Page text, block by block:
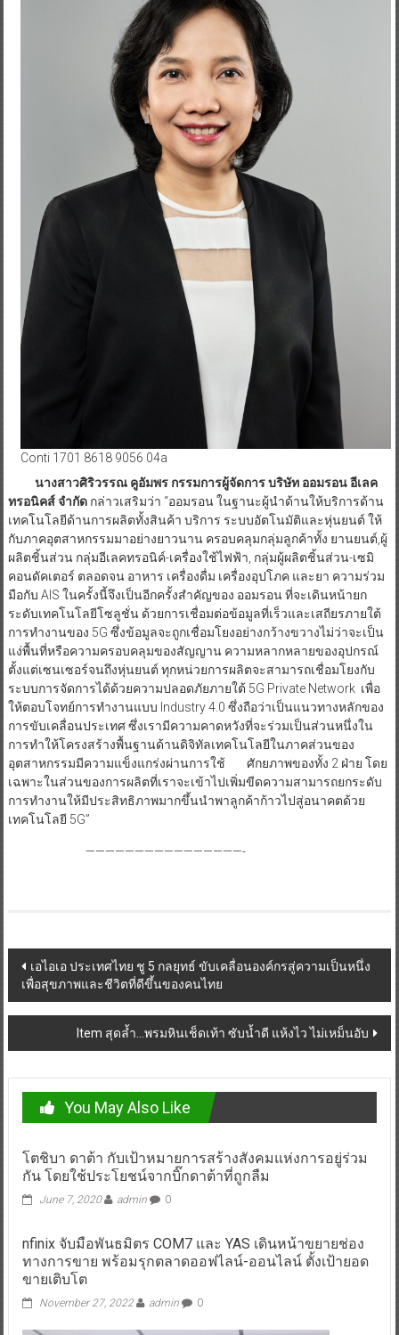
Conti 1701 8618 9056 04a
นางสาวศิริวรรณ คูอัมพร กรรมการผู้จัดการ บริษัท ออมรอน อีเลค
ทรอนิคส์ จำกัดกล่าวเสริมว่า “ออมรอน ในฐานะผู้นำด้านให้บริการด้าน
เทคโนโลยีด้านการผลิตทั้งสินค้า บริการ ระบบอัตโนมัติและหุ่นยนต์ ให้
กับภาคอุตสาหกรรมมาอย่างยาวนาน ครอบคลุมกลุ่มลูกค้าทั้ง ยานยนต์,ผู้
ผลิตชิ้นส่วน กลุ่มอีเลคทรอนิค์-เครื่องใช้ไฟฟ้า, กลุ่มผู้ผลิตชิ้นส่วน-เซมิ
คอนดัคเตอร์ ตลอดจน อาหาร เครื่องดื่ม เครื่องอุปโภค และยา ความร่วม
มือกับ AIS ในครั้งนี้จึงเป็นอีกครั้งสำคัญของ ออมรอน ที่จะเดินหน้ายก
ระดับเทคโนโลยีโซลูชั่น ด้วยการเชื่อมต่อข้อมูลที่เร็วและเสถียรภายใต้
การทำงานของ 5G ซึ่งข้อมูลจะถูกเชื่อมโยงอย่างกว้างขวางไม่ว่าจะเป็น
แง่พื้นที่หรือความครอบคลุมของสัญญาน ความหลากหลายของอุปกรณ์
ตั้งแต่เซนเซอร์จนถึงหุ่นยนต์ ทุกหน่วยการผลิตจะสามารถเชื่อมโยงกับ
ระบบการจัดการได้ด้วยความปลอดภัยภายใต้ 5G Private Network เพื่อ
ให้ตอบโจทย์การทำงานแบบ Industry 4.0 ซึ่งถือว่าเป็นแนวทางหลักของ
การขับเคลื่อนประเทศ ซึ่งเรามีความคาดหวังที่จะร่วมเป็นส่วนหนึ่งใน
การทำให้โครงสร้างพื้นฐานด้านดิจิทัลเทคโนโลยีในภาคส่วนของ
อุตสาหกรรมมีความแข็งแกร่งผ่านการใช้ ศักยภาพของทั้ง 2 ฝ่าย โดย
เฉพาะในส่วนของการผลิตที่เราจะเข้าไปเพิ่มขีดความสามารถยกระดับ
การทำงานให้มีประสิทธิภาพมากขึ้นนำพาลูกค้าก้าวไปสู่อนาคตด้วย
เทคโนโลยี 5G”
————————————————-
Post
navigation
เอไอเอ ประเทศไทย ชู 5 กลยุทธ์ ขับเคลื่อนองค์กรสู่ความเป็นหนึ่ง
เพื่อสุขภาพและชีวิตที่ดีขึ้นของคนไทย
Item สุดล้ำ…พรมหินเช็ดเท้า ซับน้ำดี แห้งไว ไม่เหม็นอับ
You May Also Like
โตชิบา ดาต้า กับเป้าหมายการสร้างสังคมแห่งการอยู่ร่วม
กัน โดยใช้ประโยชน์จากบิ๊กดาต้าที่ถูกลืม
June 7, 2020 admin 0
nfinix จับมือพันธมิตร COM7 และ YAS เดินหน้าขยายช่อง
ทางการขาย พร้อมรุกตลาดออฟไลน์-ออนไลน์ ตั้งเป้ายอด
ขายเติบโต
November 27, 2022 admin 0